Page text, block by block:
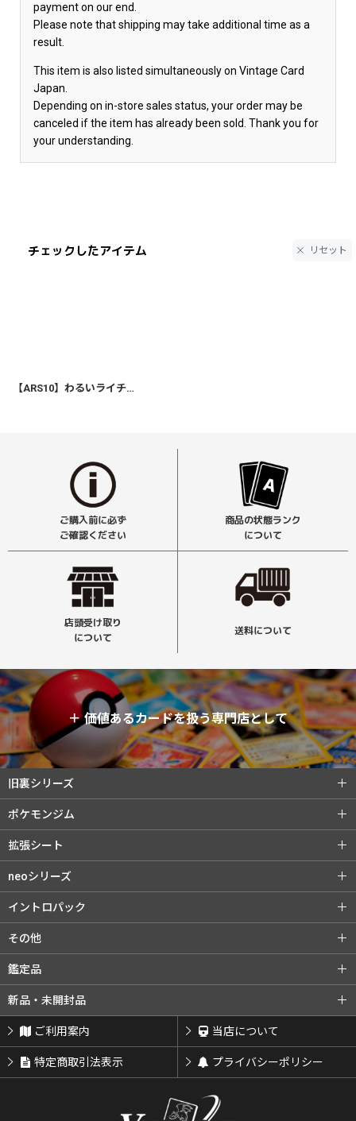
payment on our end.
Please note that shipping may take additional time as a
result.
This item is also listed simultaneously on Vintage Card
Japan.
Depending on in-store sales status, your order may be
canceled if the item has already been sold. Thank you for
your understanding.
チェックしたアイテム リセット
【ARS10】わるいライチュウ
ご購入前に必ず
ご確認ください
商品の状態ランク
について
店頭受け取り
について
送料について
＋価値あるカードを扱う専門店として
ご利用案内 当店について
特定商取引法表示 プライバシーポリシー
旧裏シリーズ
旧裏シリーズ (全商品)
第1弾（★）
第3弾 化石の秘密
ポケモンジム
ポケモンジム (全商品)
第1弾 カスミ
第2弾 エリカ
闇からの挑戦
拡張シート
拡張シート (全商品)
第2弾 赤版
neoシリーズ
neoシリーズ (全商品)
第2弾 遺跡をこえて...
第4弾 闇、そして光へ...
プレミアムファイル3
イントロパック
イントロパック (全商品)
ゼニガメデッキ
チコリータデッキ
その他
その他 (全商品)
サザンアイランド
鑑定品
鑑定品 (全商品)
ARS鑑定品 その他鑑定品
新品・未開封品
新品・未開封品 (全商品) BOX・パック
サプライ類等